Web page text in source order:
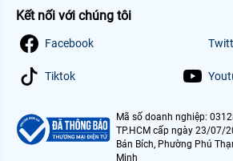
Kết nối với chúng tôi
Facebook
Tiktok
Mã số doanh nghiệp:
TP.HCM cấp ngày 23/07/
Bán Bích, Phường Phú
Minh